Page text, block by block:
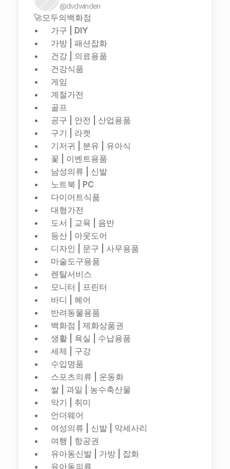
@dvdwinden
🚀모두의백화점
가구 | DIY
가방 | 패션잡화
건강 | 의료용품
건강식품
게임
계절가전
골프
공구 | 안전 | 산업용품
구기 | 라켓
기저귀 | 분유 | 유아식
꽃 | 이벤트용품
남성의류 | 신발
노트북 | PC
다이어트식품
대형가전
도서 | 교육 | 음반
등산 | 아웃도어
디자인 | 문구 | 사무용품
마술도구용품
렌탈서비스
모니터 | 프린터
바디 | 헤어
반려동물용품
백화점 | 제화상품권
생활 | 욕실 | 수납용품
세제 | 구강
수입명품
스포츠의류 | 운동화
쌀 | 과일 | 농수축산물
악기 | 취미
언더웨어
여성의류 | 신발 | 악세사리
여행 | 항공권
유아동신발 | 가방 | 잡화
유아동의류